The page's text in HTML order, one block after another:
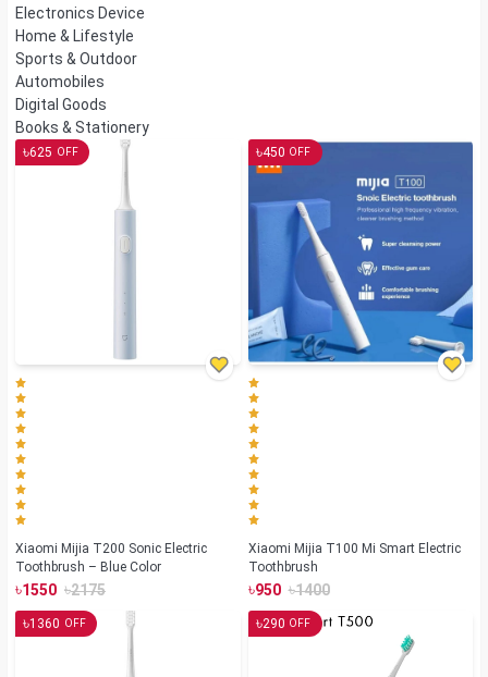
Electronics Device
Home & Lifestyle
Sports & Outdoor
Automobiles
Digital Goods
Books & Stationery
৳625 OFF
Xiaomi Mijia T200 Sonic Electric
Toothbrush – Blue Color
৳1550 ৳2175
৳450 OFF
Xiaomi Mijia T100 Mi Smart Electric
Toothbrush
৳950 ৳1400
৳1360 OFF ৳290 OFF